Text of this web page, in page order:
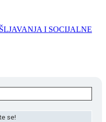
I SOCIJALNE